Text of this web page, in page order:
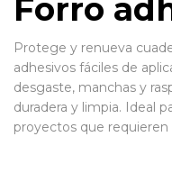
Forro
Protege y renueva
adhesivos fáciles de
desgaste, manchas y
duradera y limpia. Ideal
proyectos que